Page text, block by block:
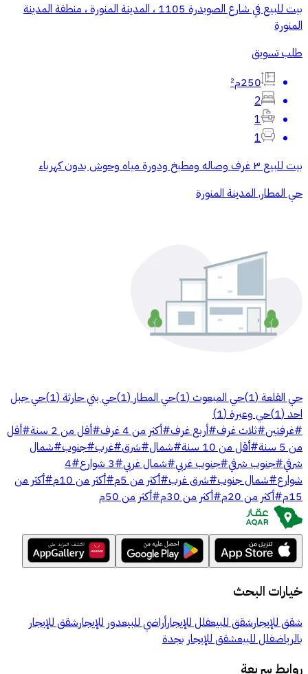
بيت للبيع في شارع الصويدرة 1105 ، المدينة المنورة ، منطقة المدينة
المنورة
طلب تسويق
250م²
2
1
1
بيت للبيع ٣ غرف وصاله ومطبخ ودورة مياه وحوش بدون كهرباء
حي المطار, المدينة المنورة
حي القلعة(
1
)حي المبعوث(
1
)حي المطار (
1
)حي بني حارثة(
1
)حي جبل
احد(
1
)حي وعيرة(
1
)
#غرفتين#ثلاث غرف#أربع غرف#أكثر من 4 غرف #أقل من 2 سنة #أقل
من 5 سنة
#أقل من 10 سنة #شمال#شرق#غرب#جنوب#شمال
شرقي#جنوب شرقي#جنوب غربي#شمال غربي#3 شوارع #
4
شوارع#شمال جنوب#شرق غرب#أكثر من 5م #أكثر من 10م #أكثر من
15م #أكثر من 20م #أكثر من 30م #أكثر من 50م
خيارات البحث
شقق للإيجارشقق للبيعفلل للإيجارأراضي للبيعدور للإيجارشقق للإيجار
بالرياضفلل للبيعشقق للإيجار بجدة
روابط سريعة